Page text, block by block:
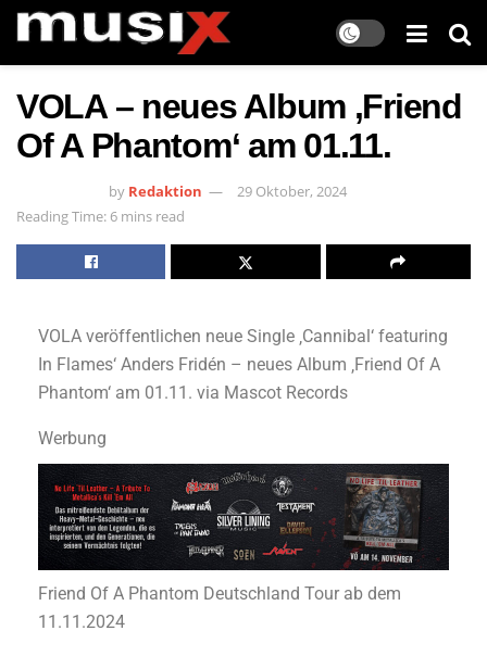
VOLA – neues Album ‚Friend
Of A Phantom‘ am 01.11.
by Redaktion
29 Oktober, 2024
Reading Time: 6 mins read
VOLA veröffentlichen neue Single ‚Cannibal‘ featuring
In Flames‘ Anders Fridén – neues Album ‚Friend Of A
Phantom‘ am 01.11. via Mascot Records
Werbung
Friend Of A Phantom Deutschland Tour ab dem
11.11.2024